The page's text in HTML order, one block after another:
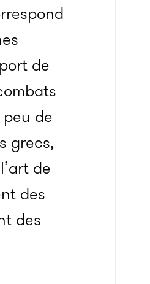
de
de
grecs,
de
des
des